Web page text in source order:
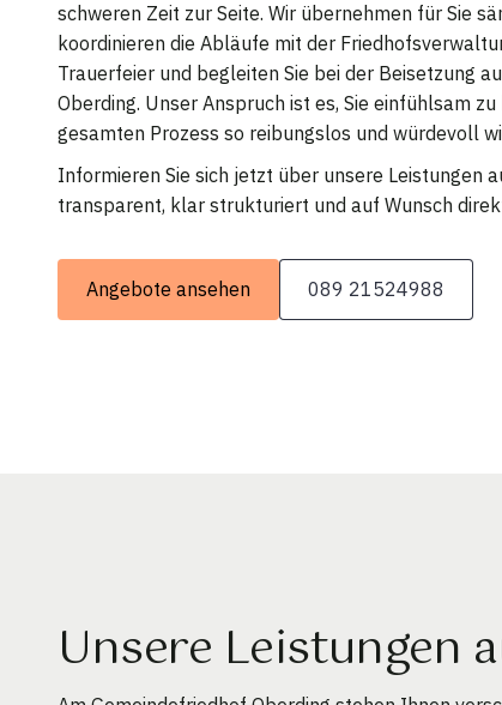
schweren Zeit zur Seite. Wir übernehmen für Sie
koordinieren die Abläufe mit der
Trauerfeier und begleiten Sie bei der Beisetzung
Oberding. Unser Anspruch ist es, Sie einfühlsam
gesamten Prozess so reibungslos und würdevoll
Informieren Sie sich jetzt über unsere Leistungen
transparent, klar strukturiert und auf Wunsch
Angebote ansehen 089 21524988
Unsere Leistungen